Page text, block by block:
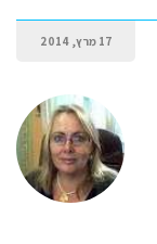
17 מרץ, 2014